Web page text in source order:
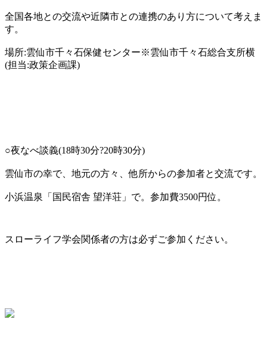
全国各地との交流や近隣市との連携のあり方について考えま
す。
場所:雲仙市千々石保健センター※雲仙市千々石総合支所横
(担当:政策企画課)
○夜なべ談義(18時30分?20時30分)
雲仙市の幸で、地元の方々、他所からの参加者と交流です。
小浜温泉「国民宿舎 望洋荘」で。参加費3500円位。
スローライフ学会関係者の方は必ずご参加ください。